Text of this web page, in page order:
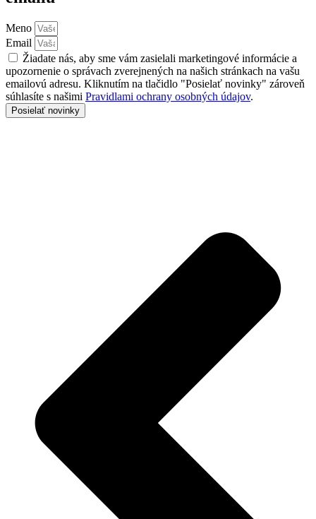
Meno
Email
Žiadate nás, aby sme vám zasielali marketingové informácie a
upozornenie o správach zverejnených na našich stránkach na vašu
emailovú adresu. Kliknutím na tlačidlo "Posielať novinky" zároveň
súhlasíte s našimi Pravidlami ochrany osobných údajov.
Posielať novinky